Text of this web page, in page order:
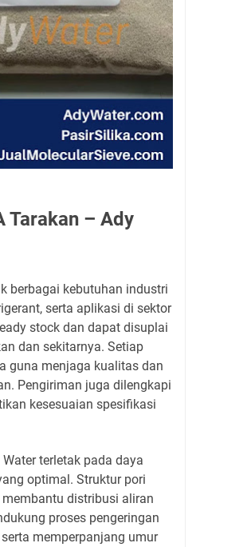
Tarakan – Ady
berbagai kebutuhan industri
serta aplikasi di sektor
stock dan dapat disuplai
dan sekitarnya. Setiap
guna menjaga kualitas dan
Pengiriman juga dilengkapi
kesesuaian spesifikasi
terletak pada daya
optimal. Struktur pori
distribusi aliran
proses pengeringan
memperpanjang umur